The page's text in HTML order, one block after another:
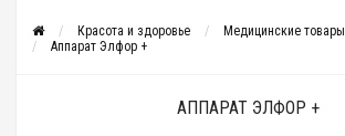
Красота и здоровье
Медицинские товары
Аппарат Элфор +
АППАРАТ ЭЛФОР +